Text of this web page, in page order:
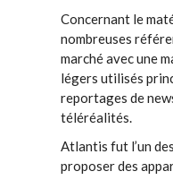
Concernant le
nombreuses
marché avec une
légers utilisés
reportages de
téléréalités.
Atlantis fut l’un
proposer des